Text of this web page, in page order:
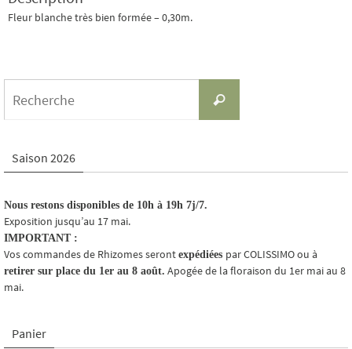
Fleur blanche très bien formée – 0,30m.
Recherche
Saison 2026
Nous restons disponibles de 10h à 19h 7j/7.
Exposition jusqu’au 17 mai.
IMPORTANT :
Vos commandes de Rhizomes seront expédiées par COLISSIMO ou à
retirer sur place du 1er au 8 août. Apogée de la floraison du 1er mai au 8
mai.
Panier